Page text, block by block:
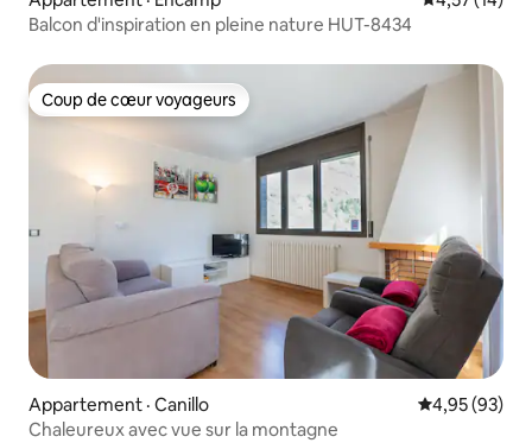
Balcon d'inspiration en pleine nature HUT-8434
Coup de cœur voyageurs
Coup de cœur voyageurs
Appartement · Canillo Note
4,95 (93)
Chaleureux avec vue sur la montagne